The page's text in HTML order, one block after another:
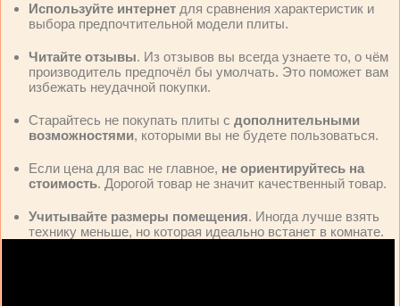
Используйте интернет для сравнения характеристик и
выбора предпочтительной модели плиты.
Читайте отзывы. Из отзывов вы всегда узнаете то, о чём
производитель предпочёл бы умолчать. Это поможет вам
избежать неудачной покупки.
Старайтесь не покупать плиты с дополнительными
возможностями, которыми вы не будете пользоваться.
Если цена для вас не главное, не ориентируйтесь на
стоимость. Дорогой товар не значит качественный товар.
Учитывайте размеры помещения. Иногда лучше взять
технику меньше, но которая идеально встанет в комнате.